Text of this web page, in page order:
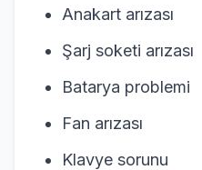
Anakart arızası
Şarj soketi arızası
Batarya problemi
Fan arızası
Klavye sorunu